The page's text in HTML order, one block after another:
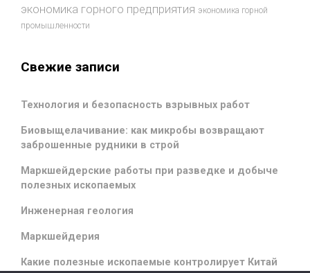
экономика горного предприятия экономика горной
промышленности
Свежие записи
Технология и безопасность взрывных работ
Биовыщелачивание: как микробы возвращают
заброшенные рудники в строй
Маркшейдерские работы при разведке и добыче
полезных ископаемых
Инженерная геология
Маркшейдерия
Какие полезные ископаемые контролирует Китай